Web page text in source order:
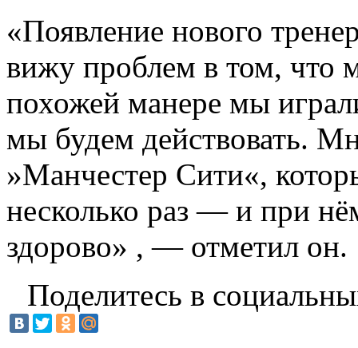
«Появление нового
вижу проблем в том, что
похожей манере мы
мы будем действовать.
»Манчестер Сити«,
несколько раз — и при
здорово» , — отметил он.
Поделитесь в